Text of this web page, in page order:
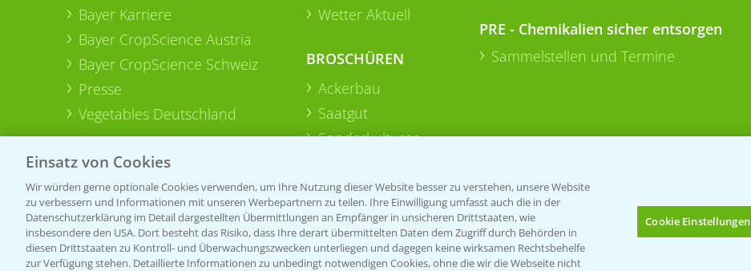
Bayer Karriere
Bayer CropScience Austria
Bayer CropScience Schweiz
Presse
Vegetables Deutschland
Wetter Aktuell
BROSCHÜREN
Ackerbau
Saatgut
Sonderkulturen
PRE - Chemikalien sicher entsorgen
Sammelstellen und Termine
Einsatz von Cookies
Wir würden gerne optionale Cookies verwenden, um Ihre Nutzung dieser Website besser zu verstehen, unsere Website
zu verbessern und Informationen mit unseren Werbepartnern zu teilen. Ihre Einwilligung umfasst auch die in der
Datenschutzerklärung im Detail dargestellten Übermittlungen an Empfänger in unsicheren Drittstaaten, wie
insbesondere den USA. Dort besteht das Risiko, dass Ihre derart übermittelten Daten dem Zugriff durch Behörden in
diesen Drittstaaten zu Kontroll- und Überwachungszwecken unterliegen und dagegen keine wirksamen Rechtsbehelfe
zur Verfügung stehen. Detaillierte Informationen zu unbedingt notwendigen Cookies, ohne die wir die Webseite nicht
Cookie Einstellungen